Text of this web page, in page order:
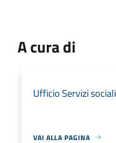
A cura di
Ufficio Servizi sociali
VAI ALLA PAGINA